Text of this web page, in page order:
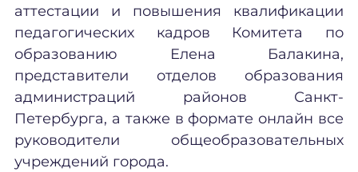
аттестации и повышения квалификации
педагогических кадров Комитета по
образованию Елена Балакина,
представители отделов образования
администраций районов Санкт-
Петербурга, а также в формате онлайн все
руководители общеобразовательных
учреждений города.